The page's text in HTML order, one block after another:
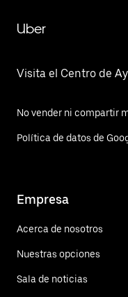
Uber
Visita el Centro de
No vender ni compartir
Política de datos de
Empresa
Acerca de nosotros
Nuestras opciones
Sala de noticias